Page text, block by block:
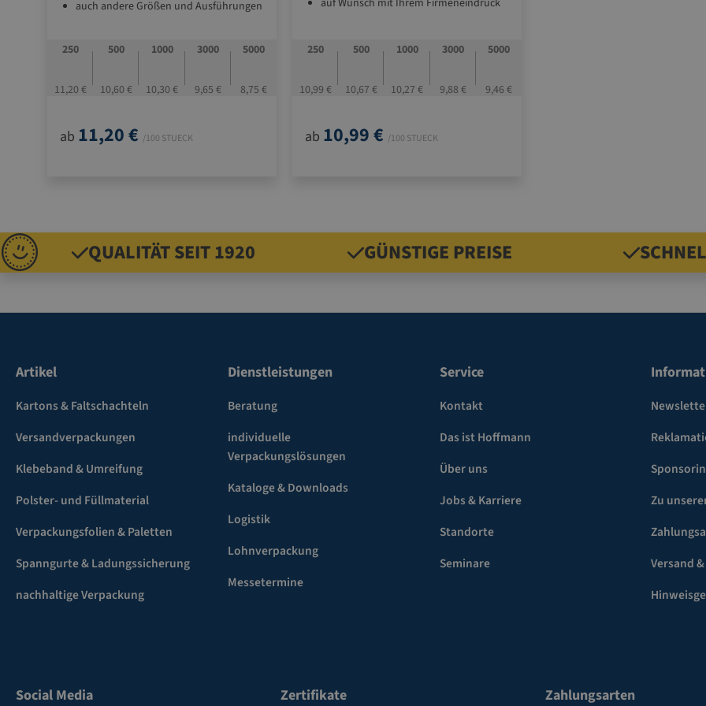
auch andere Größen und Ausführungen
250
11,20 €
500
10,60 €
1000
10,30 €
3000
9,65 €
5000
8,75 €
ab 11,20 € /100 STUECK
auf Wunsch mit Ihrem Firmeneindruck
auf Anfrage lieferbar
250
10,99 €
500
10,67 €
1000
10,27 €
3000
9,88 €
5000
9,46 €
ab 10,99 € /100 STUECK
QUALITÄT SEIT 1920 GÜNSTIGE PREISE
Artikel
Kartons & Faltschachteln
Versandverpackungen
Klebeband & Umreifung
Polster- und Füllmaterial
Verpackungsfolien & Paletten
Spanngurte & Ladungssicherung
nachhaltige Verpackung
Dienstleistungen
Beratung
individuelle
Verpackungslösungen
Kataloge & Downloads
Logistik
Lohnverpackung
Messetermine
Service
Kontakt
Das ist Hoffmann
Über uns
Jobs & Karriere
Standorte
Seminare
Zu
Versand
Social Media Zertifikate Zahlungsarten